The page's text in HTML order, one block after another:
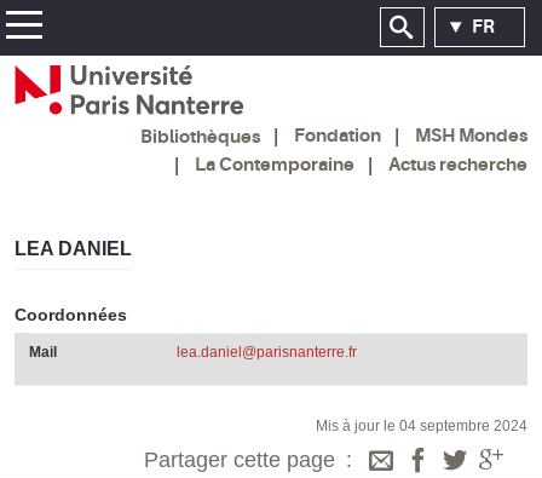
FR
Bibliothèques Fondation
MSH Mondes
La Contemporaine
Actus recherche
LEA DANIEL
Coordonnées
Mail lea.daniel@parisnanterre.fr
Mis à jour le 04 septembre 2024
Partager cette page